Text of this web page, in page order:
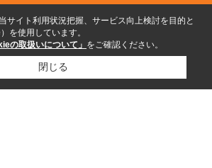
サイト利用状況把握、サービス向上検討を目的と
を使用しています。
の取扱いについて」 をご確認ください。
閉じる